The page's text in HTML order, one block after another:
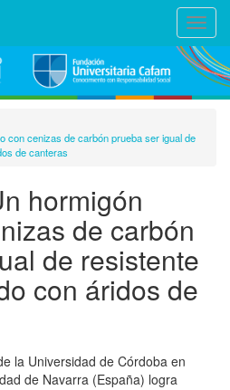
con cenizas de carbón prueba ser igual de
de canteras
hormigón
de carbón
de resistente
con áridos de
la Universidad de Córdoba en
de Navarra (España) logra